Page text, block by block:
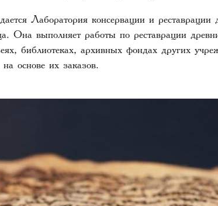
Лаборатория консервации и реставрации
Она выполняет работы по реставрации
библиотеках, архивных фондах других
основе их заказов.